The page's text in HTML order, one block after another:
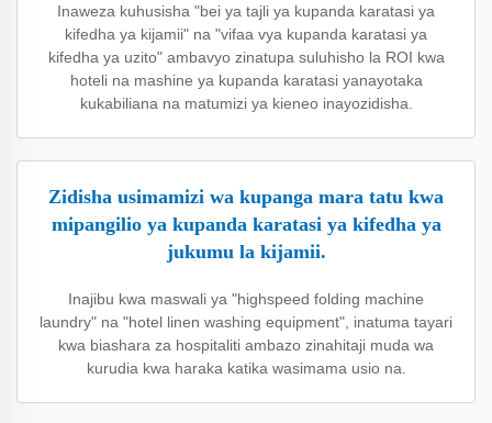
Inaweza kuhusisha "bei ya tajli ya kupanda karatasi ya
kifedha ya kijamii" na "vifaa vya kupanda karatasi ya
kifedha ya uzito" ambavyo zinatupa suluhisho la ROI kwa
hoteli na mashine ya kupanda karatasi yanayotaka
kukabiliana na matumizi ya kieneo inayozidisha.
Zidisha usimamizi wa kupanga mara tatu kwa
mipangilio ya kupanda karatasi ya kifedha ya
jukumu la kijamii.
Inajibu kwa maswali ya "highspeed folding machine
laundry" na "hotel linen washing equipment", inatuma tayari
kwa biashara za hospitaliti ambazo zinahitaji muda wa
kurudia kwa haraka katika wasimama usio na.